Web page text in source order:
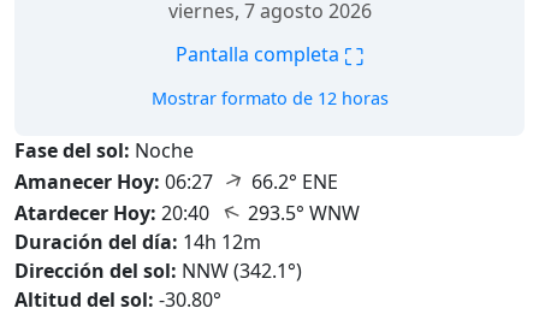
viernes, 7 agosto 2026
Pantalla completa ⛶
Mostrar formato de 12 horas
Fase del sol: Noche
Amanecer Hoy: 06:27 ↑ 66.2° ENE
Atardecer Hoy: 20:40 ↑ 293.5° WNW
Duración del día: 14h 12m
Dirección del sol: NNW (342.1°)
Altitud del sol: -30.80°